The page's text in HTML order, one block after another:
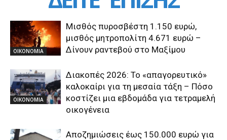
ΟΙΚΟΝΟΜΙΑ
Μισθός πυροσβέστη 1.150 ευρώ,
μισθός μητροπολίτη 4.671 ευρώ –
Δίνουν ραντεβού στο Μαξίμου
ΟΙΚΟΝΟΜΙΑ
Διακοπές 2026: Το «απαγορευτικό»
καλοκαίρι για τη μεσαία τάξη – Πόσο
κοστίζει μια εβδομάδα για τετραμελή
οικογένεια
Αποζημιώσεις έως 150.000 ευρώ για